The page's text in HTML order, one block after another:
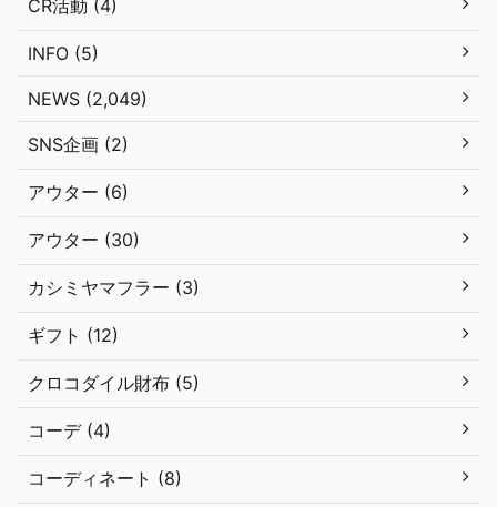
CR活動 (4)
INFO (5)
NEWS (2,049)
SNS企画 (2)
アウター (6)
アウター (30)
カシミヤマフラー (3)
ギフト (12)
クロコダイル財布 (5)
コーデ (4)
コーディネート (8)